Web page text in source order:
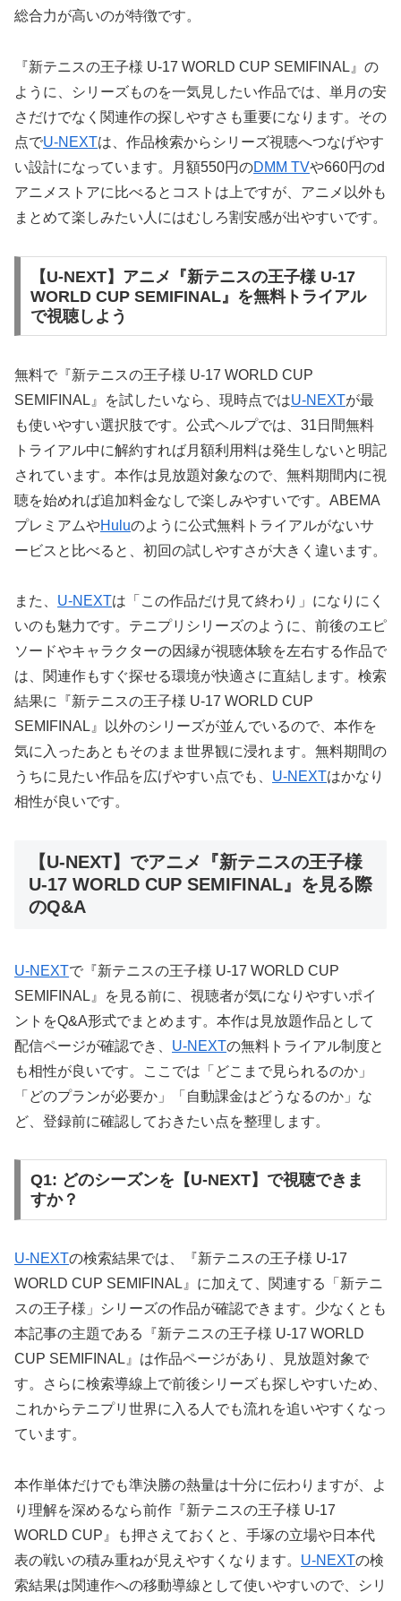
総合力が高いのが特徴です。
『新テニスの王子様 U-17 WORLD CUP SEMIFINAL』の
ように、シリーズものを一気見したい作品では、単月の安
さだけでなく関連作の探しやすさも重要になります。その
点でU-NEXTは、作品検索からシリーズ視聴へつなげやす
い設計になっています。月額550円のDMM TVや660円のd
アニメストアに比べるとコストは上ですが、アニメ以外も
まとめて楽しみたい人にはむしろ割安感が出やすいです。
【U-NEXT】アニメ『新テニスの王子様 U-17
WORLD CUP SEMIFINAL』を無料トライアル
で視聴しよう
無料で『新テニスの王子様 U-17 WORLD CUP
SEMIFINAL』を試したいなら、現時点ではU-NEXTが最
も使いやすい選択肢です。公式ヘルプでは、31日間無料
トライアル中に解約すれば月額利用料は発生しないと明記
されています。本作は見放題対象なので、無料期間内に視
聴を始めれば追加料金なしで楽しみやすいです。ABEMA
プレミアムやHuluのように公式無料トライアルがないサ
ービスと比べると、初回の試しやすさが大きく違います。
また、 U-NEXTは「この作品だけ見て終わり」になりにく
いのも魅力です。テニプリシリーズのように、前後のエピ
ソードやキャラクターの因縁が視聴体験を左右する作品で
は、関連作もすぐ探せる環境が快適さに直結します。検索
結果に『新テニスの王子様 U-17 WORLD CUP
SEMIFINAL』以外のシリーズが並んでいるので、本作を
気に入ったあともそのまま世界観に浸れます。無料期間の
うちに見たい作品を広げやすい点でも、 U-NEXTはかなり
相性が良いです。
【U-NEXT】でアニメ『新テニスの王子様
U-17 WORLD CUP SEMIFINAL』を見る際
のQ&A
U-NEXTで『新テニスの王子様 U-17 WORLD CUP
SEMIFINAL』を見る前に、視聴者が気になりやすいポイ
ントをQ&A形式でまとめます。本作は見放題作品として
配信ページが確認でき、 U-NEXTの無料トライアル制度と
も相性が良いです。ここでは「どこまで見られるのか」
「どのプランが必要か」「自動課金はどうなるのか」な
ど、登録前に確認しておきたい点を整理します。
Q1: どのシーズンを【U-NEXT】で視聴できま
すか？
U-NEXTの検索結果では、『新テニスの王子様 U-17
WORLD CUP SEMIFINAL』に加えて、関連する「新テニ
スの王子様」シリーズの作品が確認できます。少なくとも
本記事の主題である『新テニスの王子様 U-17 WORLD
CUP SEMIFINAL』は作品ページがあり、見放題対象で
す。さらに検索導線上で前後シリーズも探しやすいため、
これからテニプリ世界に入る人でも流れを追いやすくなっ
ています。
本作単体だけでも準決勝の熱量は十分に伝わりますが、よ
り理解を深めるなら前作『新テニスの王子様 U-17
WORLD CUP』も押さえておくと、手塚の立場や日本代
表の戦いの積み重ねが見えやすくなります。 U-NEXTの検
索結果は関連作への移動導線として使いやすいので、シリ